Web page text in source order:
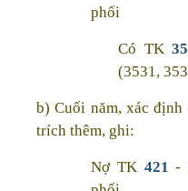
phối
Có TK
(3531,
b) Cuối năm, xác
trích thêm, ghi:
Nợ TK 421 -